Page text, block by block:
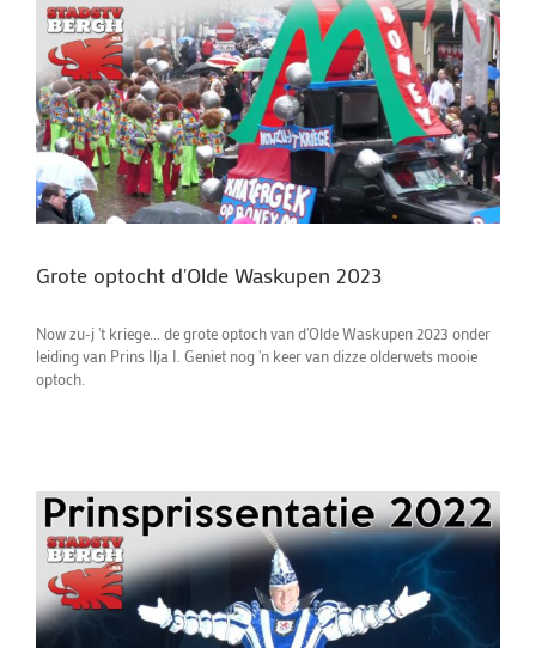
Grote optocht d'Olde Waskupen 2023
Now zu-j 't kriege... de grote optoch van d'Olde Waskupen 2023 onder
leiding van Prins Ilja I. Geniet nog 'n keer van dizze olderwets mooie
optoch.